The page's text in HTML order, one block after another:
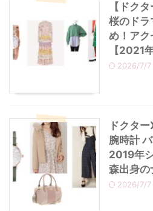
【ドク
桜のドラ
め！アク
【2021年
2026/7/7
ドクタ
腕時計
2019年
森出身の
2026/7/7